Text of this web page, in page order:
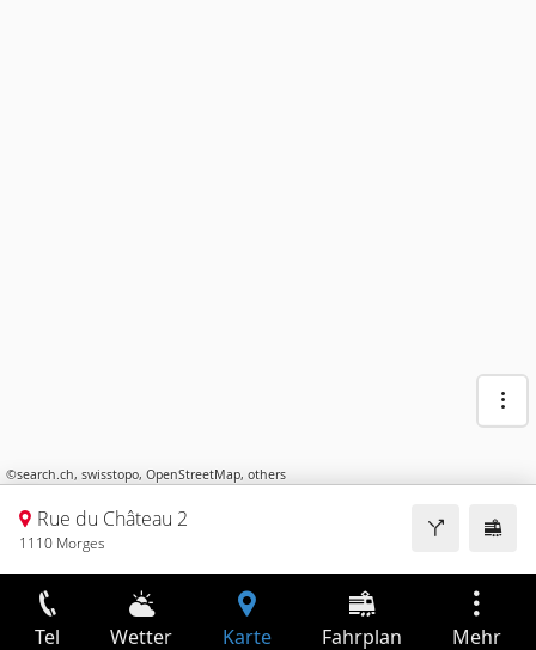
©search.ch, swisstopo, OpenStreetMap, others
Rue du Château 2
1110 Morges
Tel Wetter Karte Fahrplan Mehr